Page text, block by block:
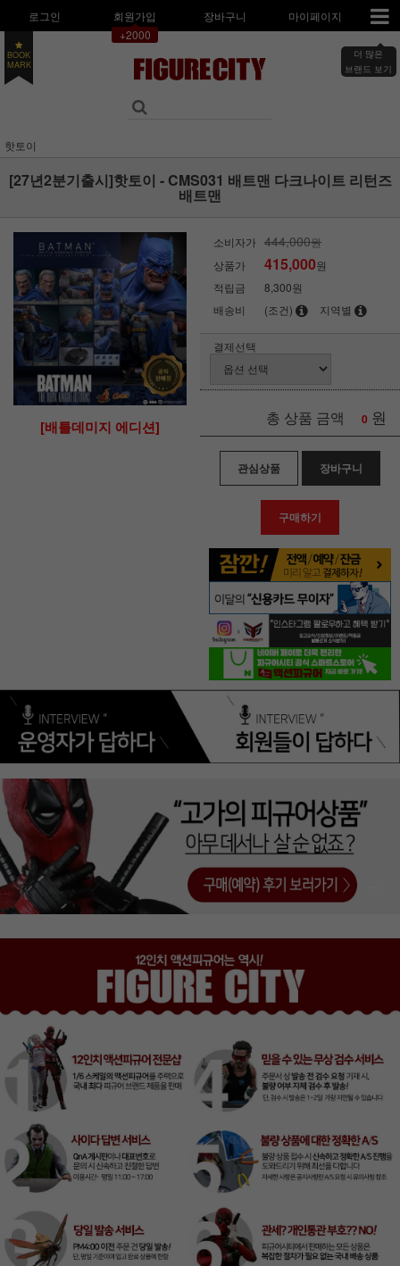
로그인
회원가입
+2000
장바구니 마이페이지
더 많은
브랜드 보기
BOOK
MARK
핫토이
[27년2분기출시]핫토이 - CMS031 배트맨 다크나이트 리턴즈
배트맨
[배틀데미지 에디션]
소비자가 444,000원
상품가
415,000원
적립금
8,300원
배송비
(조건) 지역별
결제선택
총 상품 금액 0 원
관심상품 장바구니
구매하기